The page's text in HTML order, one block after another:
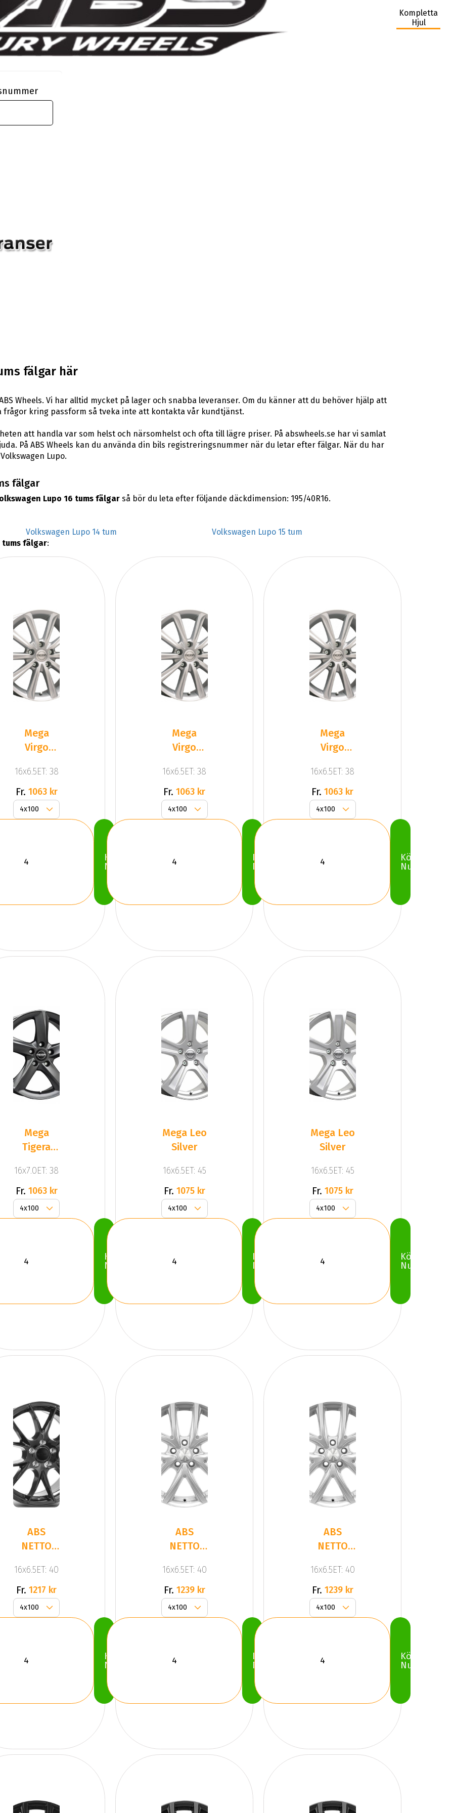
Kompletta
Hjul
fälgar här
Wheels. Vi har alltid mycket på lager och snabba leveranser. Om du känner att du behöver hjälp att
kring passform så tveka inte att kontakta vår kundtjänst.
att handla var som helst och närsomhelst och ofta till lägre priser. På abswheels.se har vi samlat
På ABS Wheels kan du använda din bils registreringsnummer när du letar efter fälgar. När du har
Lupo.
fälgar
Lupo 16 tums fälgarså bör du leta efter följande däckdimension: 195/40R16.
Volkswagen Lupo 14 tum
Volkswagen Lupo 15 tum
tums fälgar:
Mega
Virgo
16x6.5ET: 38
Fr. 1063 kr
Köp
Nu
Mega
Virgo
16x6.5ET: 38
Fr. 1063 kr
Köp
Nu
Mega
Virgo
16x6.5ET: 38
Fr. 1063 kr
Köp
Nu
Mega
Tigera
Anthracite
Gr
16x7.0ET: 38
Fr. 1063 kr
Köp
Nu
Mega Leo
Silver
16x6.5ET: 45
Fr. 1075 kr
Köp
Nu
Mega Leo
Silver
16x6.5ET: 45
Fr. 1075 kr
Köp
Nu
ABS
NETTO
BLACK
GLOSS
16x6.5ET: 40
Fr. 1217 kr
Köp
Nu
ABS
NETTO
SILVER
16x6.5ET: 40
Fr. 1239 kr
Köp
Nu
ABS
NETTO
SILVER
16x6.5ET: 40
Fr. 1239 kr
Köp
Nu